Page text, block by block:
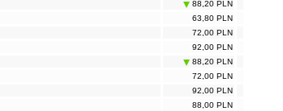
88,20 PLN
63,80 PLN
72,00 PLN
92,00 PLN
88,20 PLN
72,00 PLN
92,00 PLN
88,00 PLN